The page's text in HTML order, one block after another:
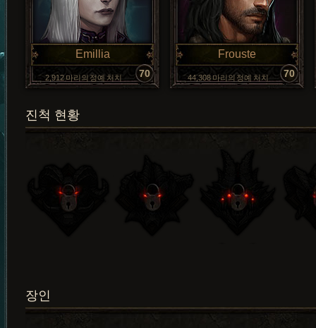
Emillia
2,912 마리의 정예 처치 70
Frouste
44,308 마리의 정예 처치 70
진척 현황
장인